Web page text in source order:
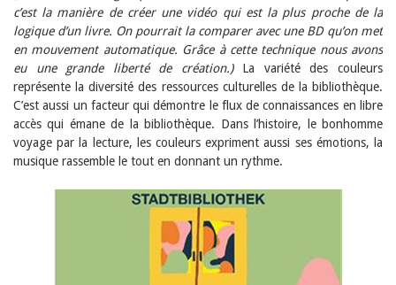
c’est la manière de créer une vidéo qui est la plus proche de la
logique d’un livre. On pourrait la comparer avec une BD qu’on met
en mouvement automatique. Grâce à cette technique nous avons
eu une grande liberté de création.) La variété des couleurs
représente la diversité des ressources culturelles de la bibliothèque.
C’est aussi un facteur qui démontre le flux de connaissances en libre
accès qui émane de la bibliothèque. Dans l’histoire, le bonhomme
voyage par la lecture, les couleurs expriment aussi ses émotions, la
musique rassemble le tout en donnant un rythme.